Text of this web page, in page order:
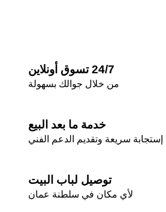
24/7 تسوق أونلاين
من خلال جوالك بسهولة
خدمة ما بعد البيع
إستجابة سريعة وتقديم الدعم الفني
توصيل لباب البيت
لأي مكان في سلطنة عمان